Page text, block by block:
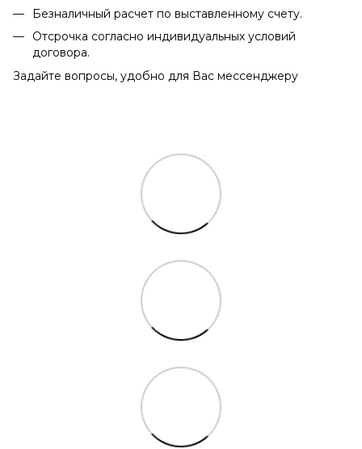
Безналичный расчет по выставленному счету.
Отсрочка согласно индивидуальных условий
договора.
Задайте вопросы, удобно для Вас мессенджеру